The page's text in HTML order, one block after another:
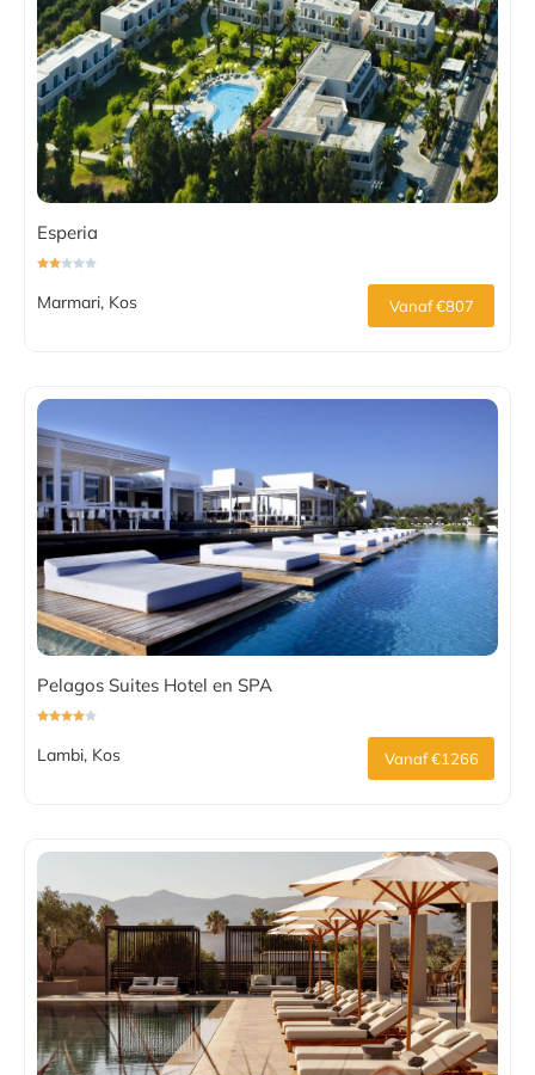
Esperia
Marmari, Kos Vanaf €807
Pelagos Suites Hotel en SPA
Lambi, Kos Vanaf €1266